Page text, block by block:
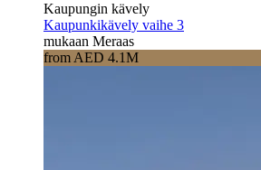
Kaupungin kävely
Kaupunkikävely vaihe 3
mukaan Meraas
from AED 4.1M